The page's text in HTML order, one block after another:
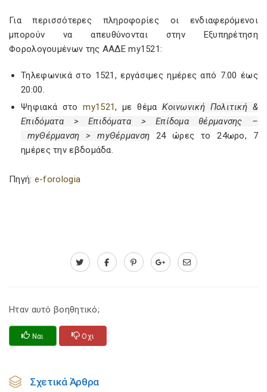
Για περισσότερες πληροφορίες οι ενδιαφερόμενοι
μπορούν να απευθύνονται στην Εξυπηρέτηση
Φορολογουμένων της ΑΑΔΕ my1521:
Τηλεφωνικά στο 1521, εργάσιμες ημέρες από 7.00 έως
20:00.
Ψηφιακά στοmy1521, με θέμαΚοινωνική Πολιτική &
Επιδόματα > Επιδόματα > Επίδομα θέρμανσης –
myΘέρμανση >myΘέρμανση 24 ώρες το 24ωρο, 7
ημέρες την εβδομάδα.
Πηγή: e-forologia
Ηταν αυτό βοηθητικό;
Ναι Οχι
Σχετικά Άρθρα